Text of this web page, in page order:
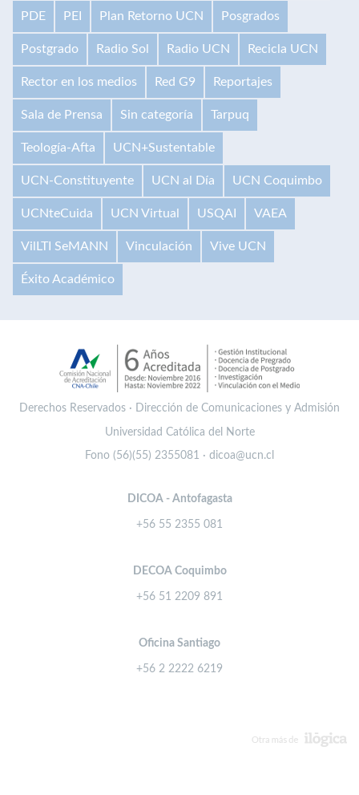
PDE PEI Plan Retorno UCN Posgrados
Postgrado Radio Sol Radio UCN Recicla UCN
Rector en los medios Red G9 Reportajes
Sala de Prensa Sin categoría Tarpuq
Teología-Afta UCN+Sustentable
UCN-Constituyente UCN al Día UCN Coquimbo
UCNteCuida UCN Virtual USQAI VAEA
VilLTI SeMANN Vinculación Vive UCN
Éxito Académico
Derechos Reservados · Dirección de Comunicaciones y Admisión
Universidad Católica del Norte
Fono (56)(55) 2355081 · dicoa@ucn.cl
DICOA - Antofagasta
+56 55 2355 081
DECOA Coquimbo
+56 51 2209 891
Oficina Santiago
+56 2 2222 6219